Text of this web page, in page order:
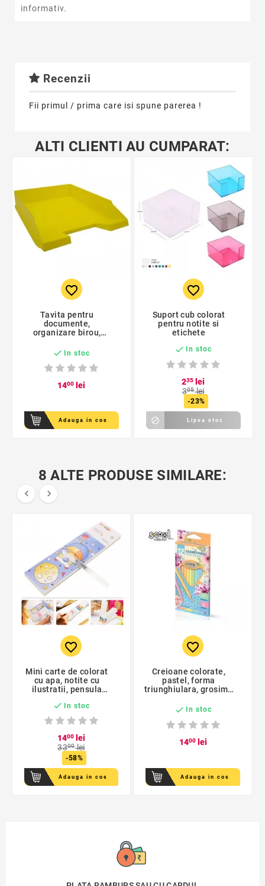
informativ.
Recenzii
Fii primul / prima care isi spune parerea !
ALTI CLIENTI AU CUMPARAT:
favorite_border
Tavita pentru
documente,
organizare birou,
galben
 In stoc
1400 lei
Adauga in cos
favorite_border
Suport cub colorat
pentru notite si
etichete
 In stoc
235
lei
305lei
-23%
 Lipsa stoc
8 ALTE PRODUSE SIMILARE:
 
favorite_border
Mini carte de colorat
cu apa, notite cu
ilustratii, pensula
 In stoc
1400lei
3300lei
-58%
Adauga in cos
favorite_border
Creioane colorate,
pastel, forma
triunghiulara, grosime
culori
 In stoc
1400lei
Adauga in cos